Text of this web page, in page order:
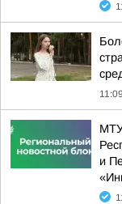
11:09
и